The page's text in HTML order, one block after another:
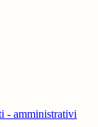
- amministrativi